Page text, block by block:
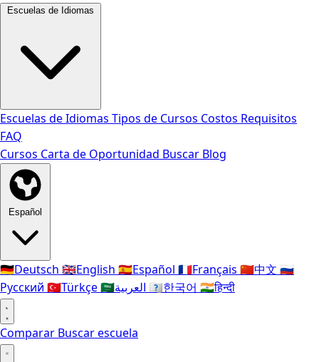
Escuelas de Idiomas
Escuelas de Idiomas Tipos de Cursos Costos Requisitos
FAQ
Cursos Carta de Oportunidad Buscar Blog
Español
🇩🇪Deutsch 🇬🇧English 🇪🇸Español 🇫🇷Français 🇨🇳中文 🇷🇺
Русский 🇹🇷Türkçe🇸🇦 🇰🇷한국어 🇮🇳हिन्दी
Comparar Buscar escuela